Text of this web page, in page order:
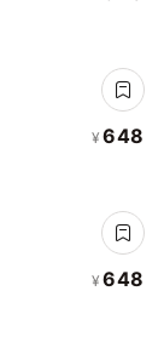
¥ 648
¥ 648